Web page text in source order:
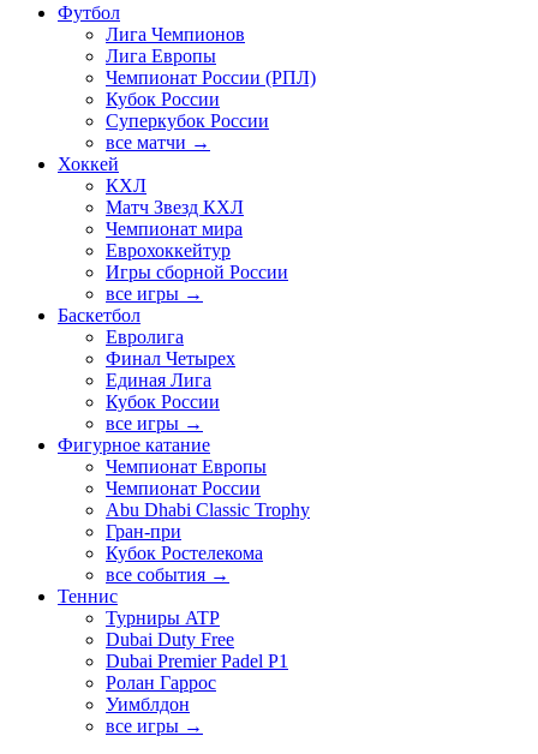
Футбол
Лига Чемпионов
Лига Европы
Чемпионат России (РПЛ)
Кубок России
Суперкубок России
все матчи →
Хоккей
КХЛ
Матч Звезд КХЛ
Чемпионат мира
Еврохоккейтур
Игры сборной России
все игры →
Баскетбол
Евролига
Финал Четырех
Единая Лига
Кубок России
все игры →
Фигурное катание
Чемпионат Европы
Чемпионат России
Abu Dhabi Classic Trophy
Гран-при
Кубок Ростелекома
все события →
Теннис
Турниры ATP
Dubai Duty Free
Dubai Premier Padel P1
Ролан Гаррос
Уимблдон
все игры →